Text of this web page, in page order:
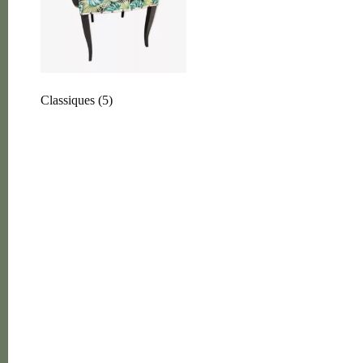
Classiques (5)